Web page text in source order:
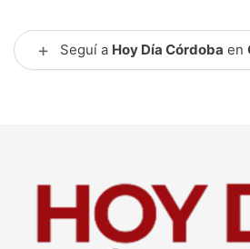
+ Seguí a Hoy Día Córdoba en